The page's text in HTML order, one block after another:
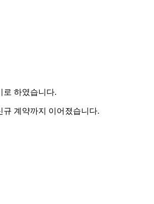
로 하였습니다.
계약까지 이어졌습니다.